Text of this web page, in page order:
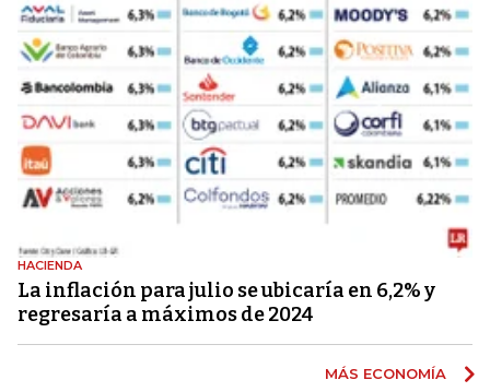
HACIENDA
La inflación para julio se ubicaría en 6,2% y
regresaría a máximos de 2024
MÁS ECONOMÍA